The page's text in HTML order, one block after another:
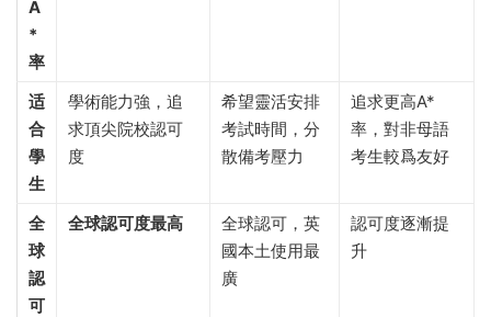
A
*
率
适
合
學
生
學術能力強，追
求頂尖院校認可
度
希望靈活安排
考試時間，分
散備考壓力
追求更高A*
率，對非母語
考生較爲友好
全
球
認
可
全球認可度最高
全球認可，英
國本土使用最
廣
認可度逐漸提
升